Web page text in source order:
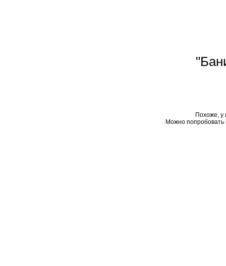
Похоже, у
Можно попробовать